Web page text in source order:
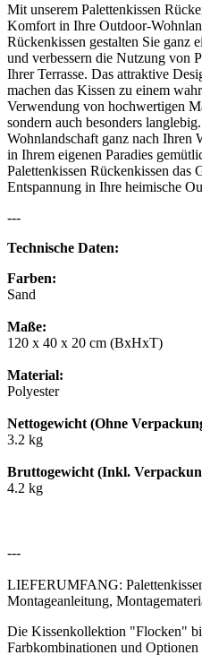
Mit unserem Palettenkissen
Komfort in Ihre Outdoor-
Rückenkissen gestalten Sie ganz
und verbessern die Nutzung von
Ihrer Terrasse. Das attraktive
machen das Kissen zu einem
Verwendung von hochwertigen
sondern auch besonders
Wohnlandschaft ganz nach Ihren
in Ihrem eigenen Paradies
Palettenkissen Rückenkissen das
Entspannung in Ihre heimische
---
Technische Daten:
Farben:
Sand
Maße:
120 x 40 x 20 cm (BxHxT)
Material:
Polyester
Nettogewicht (Ohne
3.2 kg
Bruttogewicht (Inkl.
4.2 kg
---
LIEFERUMFANG:
Montageanleitung,
Die Kissenkollektion "Flocken"
Farbkombinationen und